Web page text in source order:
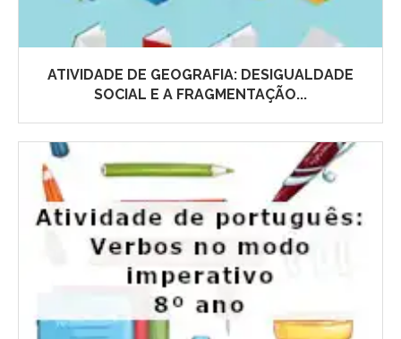
ATIVIDADE DE GEOGRAFIA: DESIGUALDADE
SOCIAL E A FRAGMENTAÇÃO...